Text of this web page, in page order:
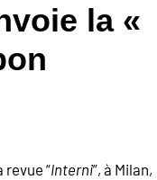
la «
“Interni”, à Milan,